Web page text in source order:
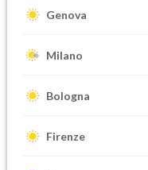
Genova
Milano
Bologna
Firenze